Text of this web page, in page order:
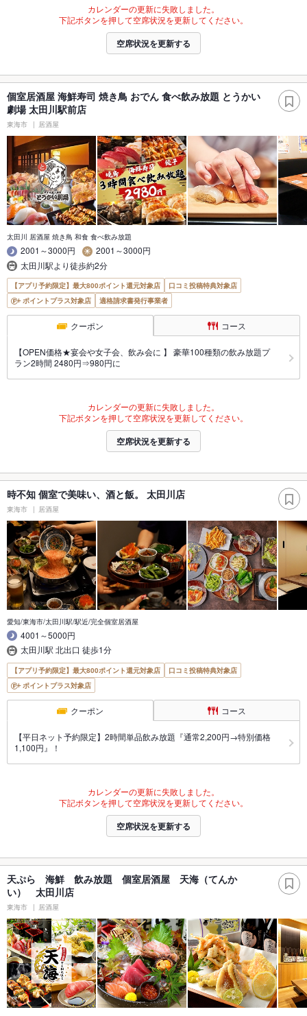
カレンダーの更新に失敗しました。
下記ボタンを押して空席状況を更新してください。
空席状況を更新する
個室居酒屋 海鮮寿司 焼き鳥 おでん 食べ飲み放題 とうかい
劇場 太田川駅前店
東海市 居酒屋
太田川 居酒屋 焼き鳥 和食 食べ飲み放題
2001～3000円
2001～3000円
太田川駅より徒歩約2分
【アプリ予約限定】最大800ポイント還元対象店
口コミ投稿特典対象店
ポイントプラス対象店
適格請求書発行事業者
クーポン コース
【OPEN価格★宴会や女子会、飲み会に 】 豪華100種類の飲み放題プ
ラン2時間 2480円⇒980円に
カレンダーの更新に失敗しました。
下記ボタンを押して空席状況を更新してください。
空席状況を更新する
時不知 個室で美味い、酒と飯。 太田川店
東海市 居酒屋
愛知/東海市/太田川駅/駅近/完全個室居酒屋
4001～5000円
太田川駅 北出口 徒歩1分
【アプリ予約限定】最大800ポイント還元対象店
口コミ投稿特典対象店
ポイントプラス対象店
クーポン コース
【平日ネット予約限定】2時間単品飲み放題『通常2,200円→特別価格
1,100円』！
カレンダーの更新に失敗しました。
下記ボタンを押して空席状況を更新してください。
空席状況を更新する
天ぷら 海鮮 飲み放題 個室居酒屋 天海（てんか
い） 太田川店
東海市 居酒屋